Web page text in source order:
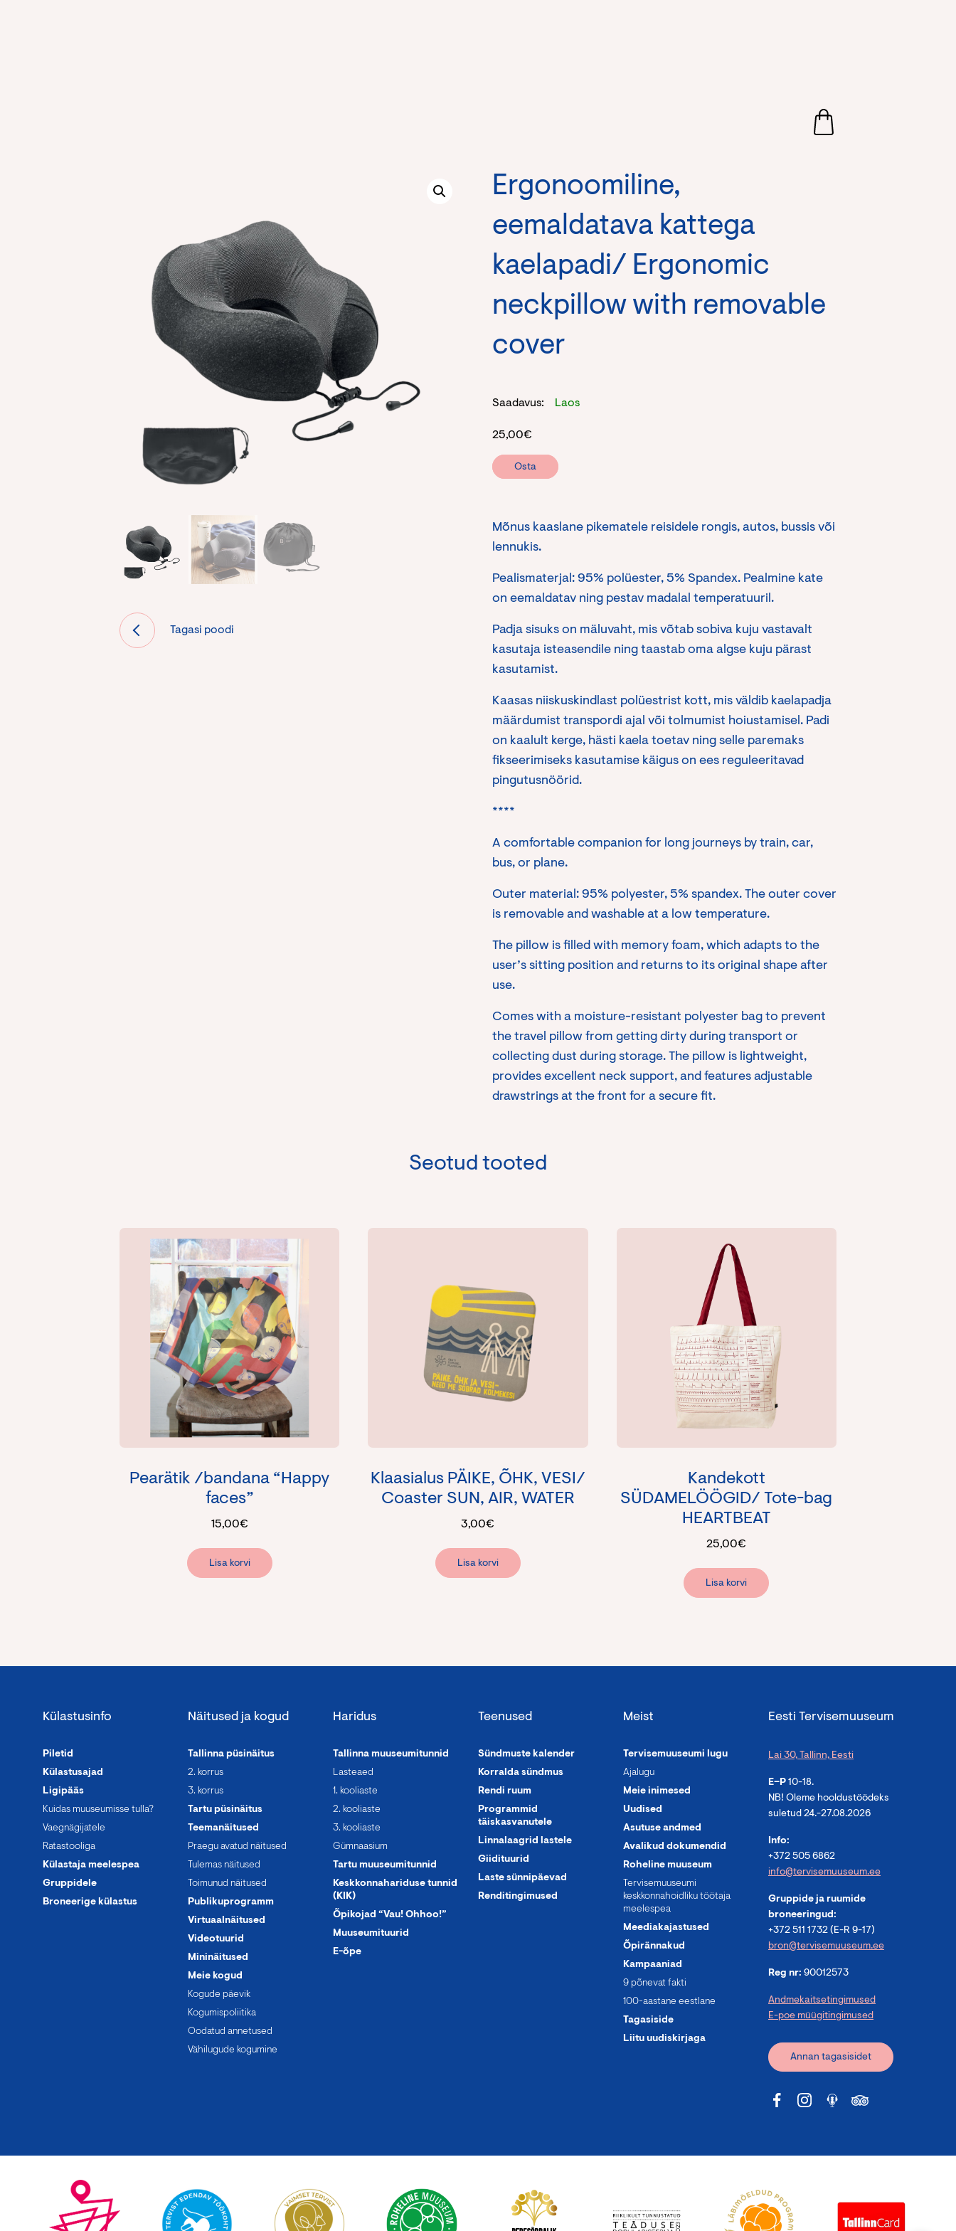
Tagasi poodi
Ergonoomiline,
eemaldatava kattega
kaelapadi/ Ergonomic
neckpillow with removable
cover
Saadavus: Laos
25,00€
Osta
Mõnus kaaslane pikematele reisidele rongis, autos, bussis või
lennukis.
Pealismaterjal: 95% polüester, 5% Spandex. Pealmine kate
on eemaldatav ning pestav madalal temperatuuril.
Padja sisuks on mäluvaht, mis võtab sobiva kuju vastavalt
kasutaja isteasendile ning taastab oma algse kuju pärast
kasutamist.
Kaasas niiskuskindlast polüestrist kott, mis väldib kaelapadja
määrdumist transpordi ajal või tolmumist hoiustamisel. Padi
on kaalult kerge, hästi kaela toetav ning selle paremaks
fikseerimiseks kasutamise käigus on ees reguleeritavad
pingutusnöörid.
****
A comfortable companion for long journeys by train, car,
bus, or plane.
Outer material: 95% polyester, 5% spandex. The outer cover
is removable and washable at a low temperature.
The pillow is filled with memory foam, which adapts to the
user’s sitting position and returns to its original shape after
use.
Comes with a moisture-resistant polyester bag to prevent
the travel pillow from getting dirty during transport or
collecting dust during storage. The pillow is lightweight,
provides excellent neck support, and features adjustable
drawstrings at the front for a secure fit.
Seotud tooted
Pearätik /bandana “Happy
faces”
15,00€
Lisa korvi
Klaasialus PÄIKE, ÕHK, VESI/
Coaster SUN, AIR, WATER
3,00€
Lisa korvi
Kandekott
SÜDAMELÖÖGID/ Tote-bag
HEARTBEAT
25,00€
Lisa korvi
Külastusinfo
Piletid
Külastusajad
Ligipääs
Kuidas muuseumisse tulla?
Vaegnägijatele
Ratastooliga
Külastaja meelespea
Gruppidele
Broneerige külastus
Näitused ja kogud
Tallinna püsinäitus
2. korrus
3. korrus
Tartu püsinäitus
Teemanäitused
Praegu avatud näitused
Tulemas näitused
Toimunud näitused
Publikuprogramm
Virtuaalnäitused
Videotuurid
Mininäitused
Meie kogud
Kogude päevik
Kogumispoliitika
Oodatud annetused
Vähilugude kogumine
Haridus
Tallinna muuseumitunnid
Lasteaed
1. kooliaste
2. kooliaste
3. kooliaste
Gümnaasium
Tartu muuseumitunnid
Keskkonnahariduse tunnid
(KIK)
Õpikojad “Vau! Ohhoo!”
Muuseumituurid
E-õpe
Teenused
Sündmuste kalender
Korralda sündmus
Rendi ruum
Programmid
täiskasvanutele
Linnalaagrid lastele
Giidituurid
Laste sünnipäevad
Renditingimused
Meist
Tervisemuuseumi lugu
Ajalugu
Meie inimesed
Uudised
Asutuse andmed
Avalikud dokumendid
Roheline muuseum
Tervisemuuseumi
keskkonnahoidliku töötaja
meelespea
Meediakajastused
Õpirännakud
Kampaaniad
9 põnevat fakti
100-aastane eestlane
Tagasiside
Liitu uudiskirjaga
Eesti Tervisemuuseum
Lai 30, Tallinn, Eesti
E–P 10-18.
NB! Oleme hooldustöödeks
suletud 24.-27.08.2026
Info:
+372 505 6862
info@tervisemuuseum.ee
Gruppide ja ruumide
broneeringud:
+372 511 1732 (E-R 9-17)
bron@tervisemuuseum.ee
Reg nr: 90012573
Andmekaitsetingimused
E-poe müügitingimused
Annan tagasisidet